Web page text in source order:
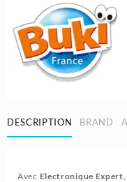
DESCRIPTION BRAND
Avec Electronique Expert